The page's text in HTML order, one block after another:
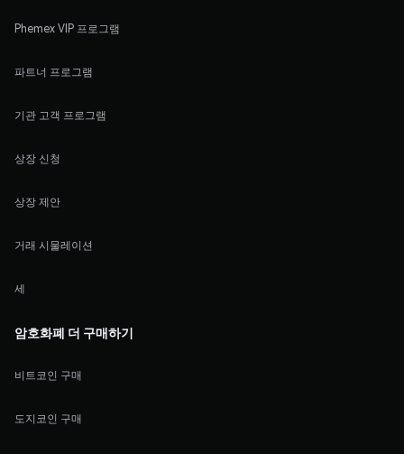
Phemex VIP 프로그램
파트너 프로그램
기관 고객 프로그램
상장 신청
상장 제안
거래 시물레이션
세
암호화폐 더 구매하기
비트코인 구매
도지코인 구매